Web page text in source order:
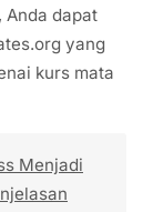
Anda dapat
yang
kurs mata
Menjadi